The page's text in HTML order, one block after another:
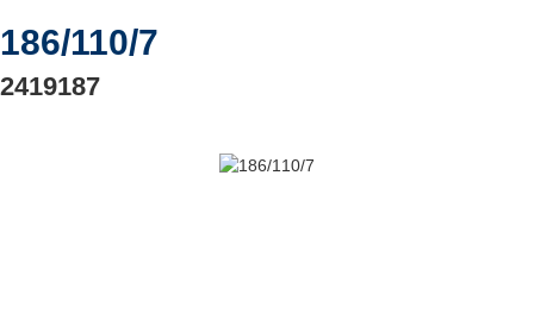
186/110/7
2419187